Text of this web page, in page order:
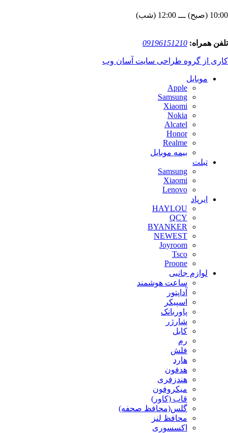
10:00 (صبح) ـــ 12:00 (شب)
تلفن همراه: 09196151210
کاری از گروه طراحی سایت آسان وب
موبایل
Apple
Samsung
Xiaomi
Nokia
Alcatel
Honor
Realme
بیمه موبایل
تبلت
Samsung
Xiaomi
Lenovo
ایرپاد
HAYLOU
QCY
BYANKER
NEWEST
Joyroom
Tsco
Proone
لوازم جانبی
ساعت هوشمند
آداپتور
اسپیکر
پاوربانک
شارژر
کابل
رم
فلش
هارد
هدفون
هندزفری
میکروفون
قاب (کاور)
گلس(محافظ صحفه)
محافظ لنز
اکسسوری